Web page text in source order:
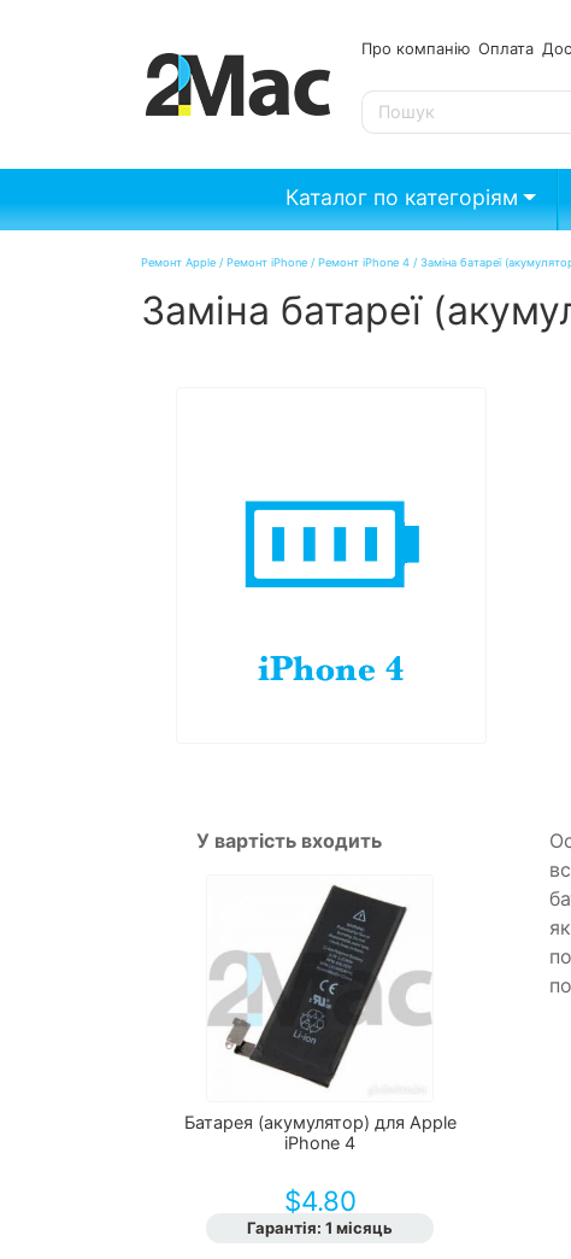
Про компанію Оплата
SE
Каталог по категоріям
Ремонт Apple / Ремонт iPhone / Ремонт iPhone 4 / Заміна батареї
Заміна батареї
У вартість входить
Батарея (акумулятор) для Apple
iPhone 4
$4.80
Гарантія:1 місяць